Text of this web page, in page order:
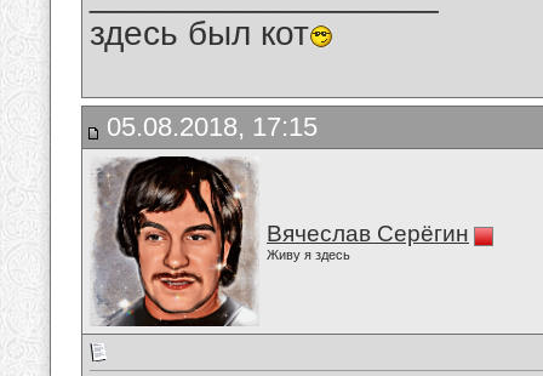
здесь был кот
05.08.2018, 17:15
Вячеслав Серёгин
Живу я здесь